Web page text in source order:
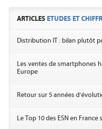
ARTICLES ETUDES ET
Distribution IT : bilan plutôt
Les ventes de smartphones
Europe
Retour sur 5 années
Le Top 10 des ESN en